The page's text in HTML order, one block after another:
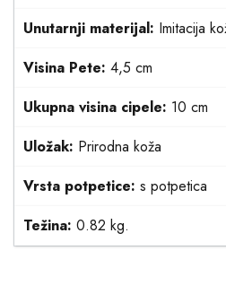
Unutarnji materijal: Imitacija
Visina Pete: 4,5 cm
Ukupna visina cipele: 10 cm
Uložak: Prirodna koža
Vrsta potpetice: s potpetica
Težina: 0.82 kg.